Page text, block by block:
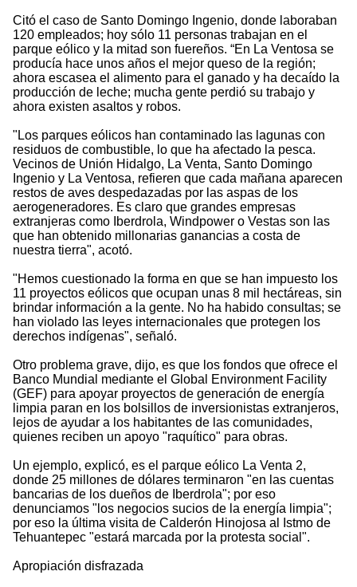
Citó el caso de Santo Domingo Ingenio, donde laboraban
120 empleados; hoy sólo 11 personas trabajan en el
parque eólico y la mitad son fuereños. “En La Ventosa se
producía hace unos años el mejor queso de la región;
ahora escasea el alimento para el ganado y ha decaído la
producción de leche; mucha gente perdió su trabajo y
ahora existen asaltos y robos.
"Los parques eólicos han contaminado las lagunas con
residuos de combustible, lo que ha afectado la pesca.
Vecinos de Unión Hidalgo, La Venta, Santo Domingo
Ingenio y La Ventosa, refieren que cada mañana aparecen
restos de aves despedazadas por las aspas de los
aerogeneradores. Es claro que grandes empresas
extranjeras como Iberdrola, Windpower o Vestas son las
que han obtenido millonarias ganancias a costa de
nuestra tierra", acotó.
"Hemos cuestionado la forma en que se han impuesto los
11 proyectos eólicos que ocupan unas 8 mil hectáreas, sin
brindar información a la gente. No ha habido consultas; se
han violado las leyes internacionales que protegen los
derechos indígenas", señaló.
Otro problema grave, dijo, es que los fondos que ofrece el
Banco Mundial mediante el Global Environment Facility
(GEF) para apoyar proyectos de generación de energía
limpia paran en los bolsillos de inversionistas extranjeros,
lejos de ayudar a los habitantes de las comunidades,
quienes reciben un apoyo "raquítico" para obras.
Un ejemplo, explicó, es el parque eólico La Venta 2,
donde 25 millones de dólares terminaron "en las cuentas
bancarias de los dueños de Iberdrola"; por eso
denunciamos "los negocios sucios de la energía limpia";
por eso la última visita de Calderón Hinojosa al Istmo de
Tehuantepec "estará marcada por la protesta social".
Apropiación disfrazada